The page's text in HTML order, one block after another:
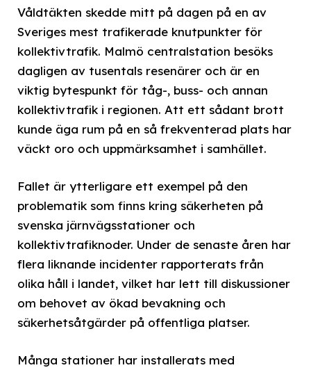
Våldtäkten skedde mitt på dagen på en av
Sveriges mest trafikerade knutpunkter för
kollektivtrafik. Malmö centralstation besöks
dagligen av tusentals resenärer och är en
viktig bytespunkt för tåg-, buss- och annan
kollektivtrafik i regionen. Att ett sådant brott
kunde äga rum på en så frekventerad plats har
väckt oro och uppmärksamhet i samhället.
Fallet är ytterligare ett exempel på den
problematik som finns kring säkerheten på
svenska järnvägsstationer och
kollektivtrafiknoder. Under de senaste åren har
flera liknande incidenter rapporterats från
olika håll i landet, vilket har lett till diskussioner
om behovet av ökad bevakning och
säkerhetsåtgärder på offentliga platser.
Många stationer har installerats med